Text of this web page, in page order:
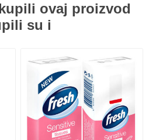
ovaj proizvod
su i